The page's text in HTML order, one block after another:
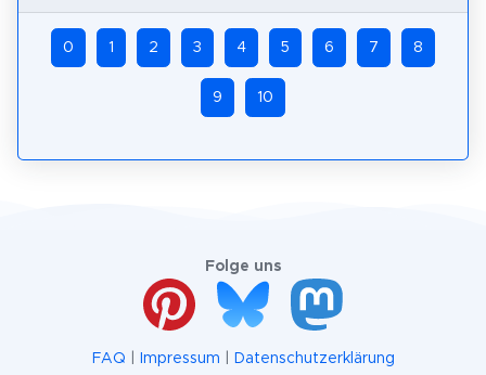
0 1 2 3 4 5 6 7 8
9 10
Folge uns
FAQ Impressum Datenschutzerklärung